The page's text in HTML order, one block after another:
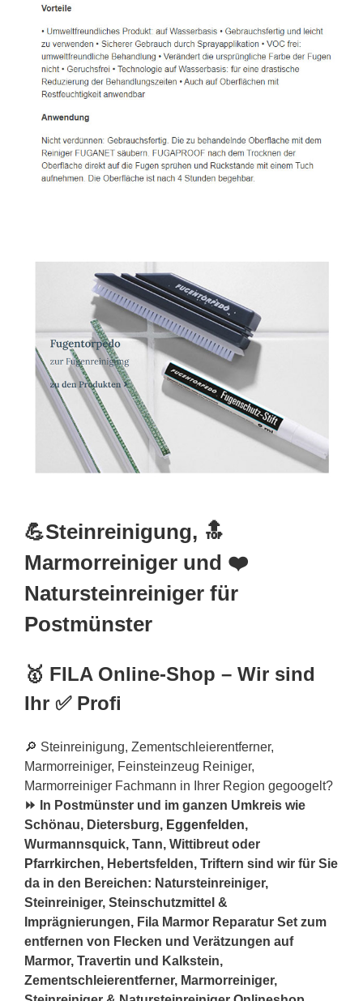
💪Steinreinigung, 🔝
Marmorreiniger und ❤️
Natursteinreiniger für
Postmünster
🥇 FILA Online-Shop – Wir sind
Ihr ✅ Profi
🔎 Steinreinigung, Zementschleierentferner,
Marmorreiniger, Feinsteinzeug Reiniger,
Marmorreiniger Fachmann in Ihrer Region gegoogelt?
⏩ In Postmünster und im ganzen Umkreis wie
Schönau, Dietersburg, Eggenfelden,
Wurmannsquick, Tann, Wittibreut oder
Pfarrkirchen, Hebertsfelden, Triftern sind wir für Sie
da in den Bereichen: Natursteinreiniger,
Steinreiniger, Steinschutzmittel &
Imprägnierungen, Fila Marmor Reparatur Set zum
entfernen von Flecken und Verätzungen auf
Marmor, Travertin und Kalkstein,
Zementschleierentferner, Marmorreiniger,